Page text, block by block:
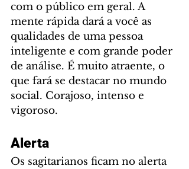
com o público em geral. A
mente rápida dará a você as
qualidades de uma pessoa
inteligente e com grande poder
de análise. É muito atraente, o
que fará se destacar no mundo
social. Corajoso, intenso e
vigoroso.
Alerta
Os sagitarianos ficam no alerta